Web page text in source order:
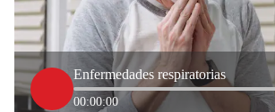
Enfermedades respiratorias
00:00:00